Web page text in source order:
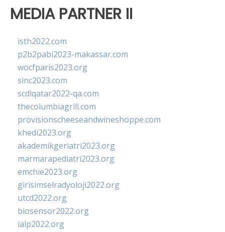
MEDIA PARTNER II
isth2022.com
p2b2pabi2023-makassar.com
wocfparis2023.org
sinc2023.com
scdlqatar2022-qa.com
thecolumbiagrill.com
provisionscheeseandwineshoppe.com
khedi2023.org
akademikgeriatri2023.org
marmarapediatri2023.org
emchie2023.org
girisimselradyoloji2022.org
utcd2022.org
biosensor2022.org
ialp2022.org